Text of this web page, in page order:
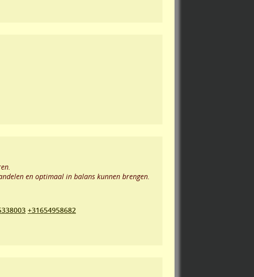
en optimaal in balans kunnen brengen.
+31654958682